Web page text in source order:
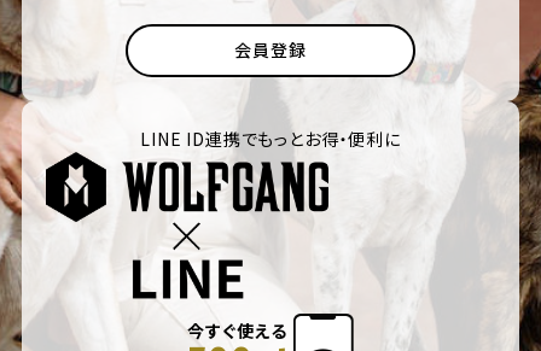
会員登録
LINE ID連携でもっとお得・便利に
今すぐ使える